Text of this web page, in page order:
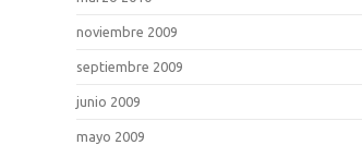
noviembre 2009
septiembre 2009
junio 2009
mayo 2009